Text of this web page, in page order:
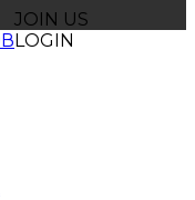
JOIN US
LOGIN